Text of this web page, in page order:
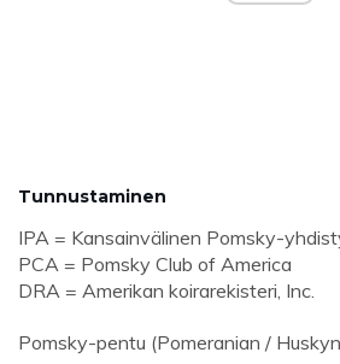
Tunnustaminen
IPA = Kansainvälinen Pomsky-
PCA = Pomsky Club of America
DRA = Amerikan koirarekisteri, Inc.
Pomsky-pentu (Pomeranian /